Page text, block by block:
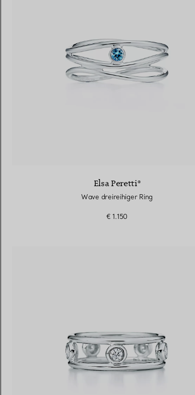
Elsa Peretti®
Wave dreireihiger Ring
€ 1.150